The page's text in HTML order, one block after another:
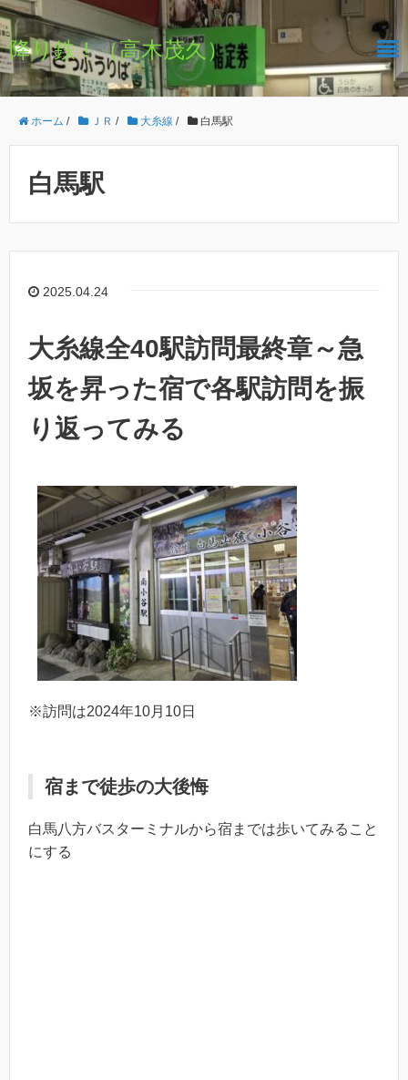
降り鉄！（高木茂久）
ホーム / ＪＲ / 大糸線 / 白馬駅
白馬駅
2025.04.24
大糸線全40駅訪問最終章～急
坂を昇った宿で各駅訪問を振
り返ってみる
※訪問は2024年10月10日
宿まで徒歩の大後悔
白馬八方バスターミナルから宿までは歩いてみること
にする